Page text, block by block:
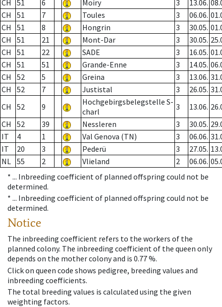
CH 51 6 Moiry 3 13.06.
CH
51 7 Toules 3 06.06.
CH
51 8 Hongrin 3 30.05.
CH
51 21 Mont-Dar 3 30.05.
CH
51 22 SADE 3 16.05.
CH
51 51 Grande-Enne 3 14.05.
CH
52 5 Greina 3 13.06.
CH
52 7 Justistal 3 26.05.
CH
52 9
Hochgebirgsbelegstelle S-
charl
3 13.06.
CH
52 39 Nessleren 3 30.05.
IT
4 1 Val Genova (TN) 3 06.06.
IT
20 3 Pederü 3 27.05.
NL 55 2 Vlieland 2 06.06.
* ... Inbreeding coefficient of planned offspring could not be
determined.
* ... Inbreeding coefficient of planned offspring could not be
determined.
Notice
The inbreeding coefficient refers to the workers of the
planned colony. The inbreeding coefficient of the queen only
depends on the mother colony and is 0.77 %.
Click on queen code shows pedigree, breeding values and
inbreeding coefficients.
The total breeding values is calculated using the given
weighting factors.